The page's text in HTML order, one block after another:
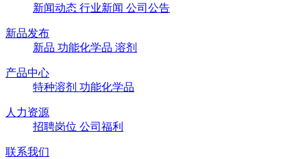
新闻动态 行业新闻 公司公告
新品发布
新品 功能化学品 溶剂
产品中心
特种溶剂 功能化学品
人力资源
招聘岗位 公司福利
联系我们